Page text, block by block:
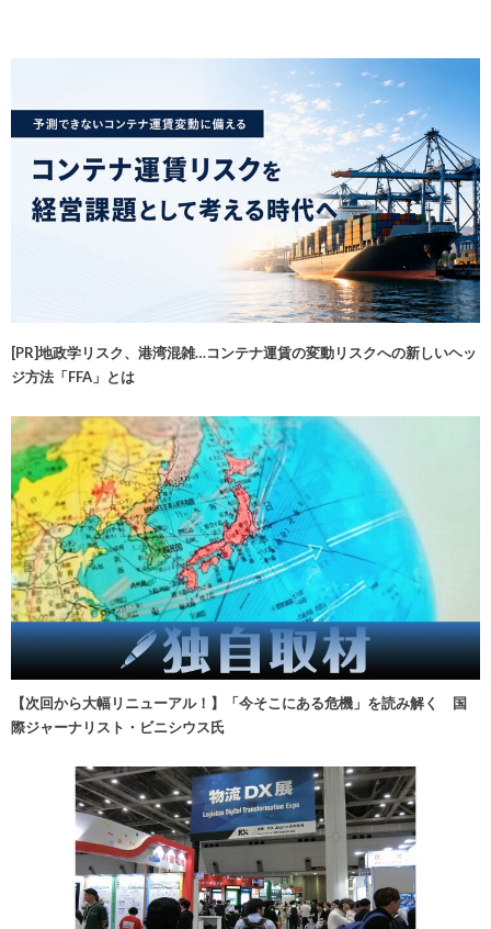
[PR]地政学リスク、港湾混雑…コンテナ運賃の変動リスクへの新しいヘッ
ジ方法「FFA」とは
【次回から大幅リニューアル！】「今そこにある危機」を読み解く 国
際ジャーナリスト・ビニシウス氏